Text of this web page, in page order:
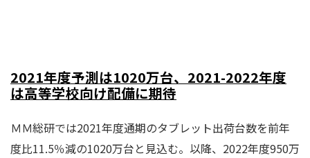
2021年度予測は1020万台、2021-2022年度
は高等学校向け配備に期待
ＭＭ総研では2021年度通期のタブレット出荷台数を前年
度比11.5％減の1020万台と見込む。以降、2022年度950万